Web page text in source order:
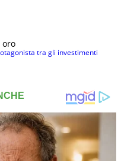
oro
tra gli investimenti